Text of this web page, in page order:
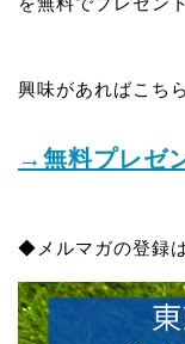
興味があればこち
→無料プレゼ
◆メルマガの登録